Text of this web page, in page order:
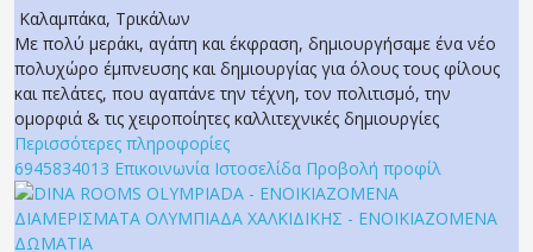
Καλαμπάκα, Τρικάλων
Με πολύ μεράκι, αγάπη και έκφραση, δημιουργήσαμε ένα νέο
πολυχώρο έμπνευσης και δημιουργίας για όλους τους φίλους
και πελάτες, που αγαπάνε την τέχνη, τον πολιτισμό, την
ομορφιά & τις χειροποίητες καλλιτεχνικές δημιουργίες
Περισσότερες πληροφορίες
6945834013 Επικοινωνία Ιστοσελίδα Προβολή προφίλ